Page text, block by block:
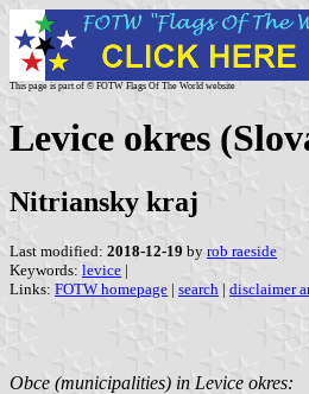
This page is part of © FOTW Flags Of The World website
Levice okres
Nitriansky kraj
Last modified: 2018-12-19 by rob raeside
Keywords: levice |
Links: FOTW homepage | search | disclaimer
Obce (municipalities) in Levice okres: